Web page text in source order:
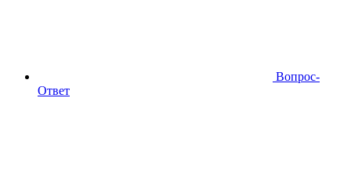
Вопрос-
Ответ